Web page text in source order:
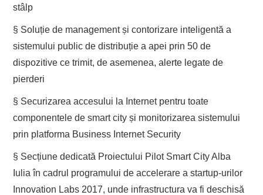
stâlp
§ Soluție de management și contorizare inteligentă a
sistemului public de distribuție a apei prin 50 de
dispozitive ce trimit, de asemenea, alerte legate de
pierderi
§ Securizarea accesului la Internet pentru toate
componentele de smart city și monitorizarea sistemului
prin platforma Business Internet Security
§ Secțiune dedicată Proiectului Pilot Smart City Alba
Iulia în cadrul programului de accelerare a startup-urilor
Innovation Labs 2017, unde infrastructura va fi deschisă